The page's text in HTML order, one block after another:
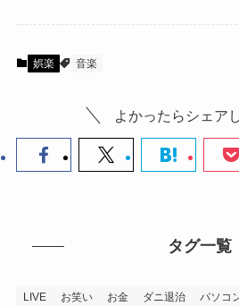
娯楽 音楽
よかったらシェア
タグ一覧
LIVE お笑い お金 ダニ退治 パソコ